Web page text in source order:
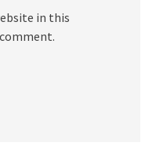
in this